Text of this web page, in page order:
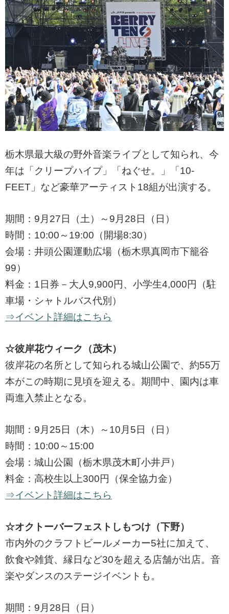
栃木県最大級の野外音楽ライブとして知られ、今
年は「クリープハイプ」「ねぐせ。」「10-
FEET」など豪華アーティスト18組が出演する。
期間：9月27日（土）～9月28日（日）
時間：10:00～19:00（開場8:30）
会場：井頭公園運動広場（栃木県真岡市下籠谷
99）
料金：1日券－大人9,900円、小学生4,000円（駐
車場・シャトルバス代別）
⇒イベント詳細はこちら
☆彼岸花ウィーク（茂木）
彼岸花の名所として知られる城山公園で、約55万
本がこの時期に見頃を迎える。期間中、園内は車
両進入禁止となる。
期間：9月25日（木）～10月5日（日）
時間：10:00～15:00
会場：城山公園（栃木県茂木町小井戸）
料金：高校生以上300円（保全協力金）
⇒イベント詳細はこちら
☆オクトーバーフェストしもつけ（下野）
市内外のクラフトビールメーカー5社に加えて、
飲食や雑貨、縁日など30を超える店舗が出店。音
楽やダンスのステージイベントも。
期間：9月28日（日）